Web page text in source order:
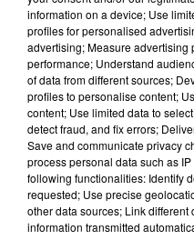
FIL D'ACTU
information on a device; Use
profiles for personalised
advertising; Measure advertising
performance; Understand
of data from different sources;
profiles to personalise content;
content; Use limited data to
detect fraud, and fix errors;
Save and communicate privacy
process personal data such as
following functionalities: Identify
requested; Use precise
other data sources; Link
information transmitted